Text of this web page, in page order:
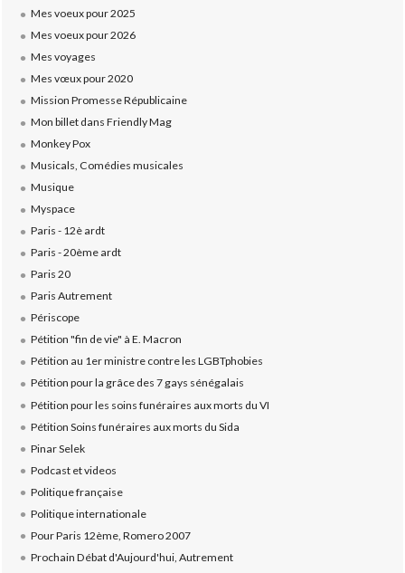
Mes voeux pour 2025
Mes voeux pour 2026
Mes voyages
Mes vœux pour 2020
Mission Promesse Républicaine
Mon billet dans Friendly Mag
Monkey Pox
Musicals, Comédies musicales
Musique
Myspace
Paris - 12è ardt
Paris - 20ème ardt
Paris 20
Paris Autrement
Périscope
Pétition "fin de vie" à E. Macron
Pétition au 1er ministre contre les LGBTphobies
Pétition pour la grâce des 7 gays sénégalais
Pétition pour les soins funéraires aux morts du VI
Pétition Soins funéraires aux morts du Sida
Pinar Selek
Podcast et videos
Politique française
Politique internationale
Pour Paris 12ème, Romero 2007
Prochain Débat d'Aujourd'hui, Autrement